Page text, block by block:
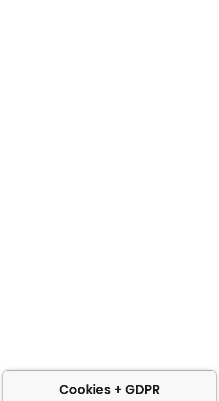
Cookies + GDPR